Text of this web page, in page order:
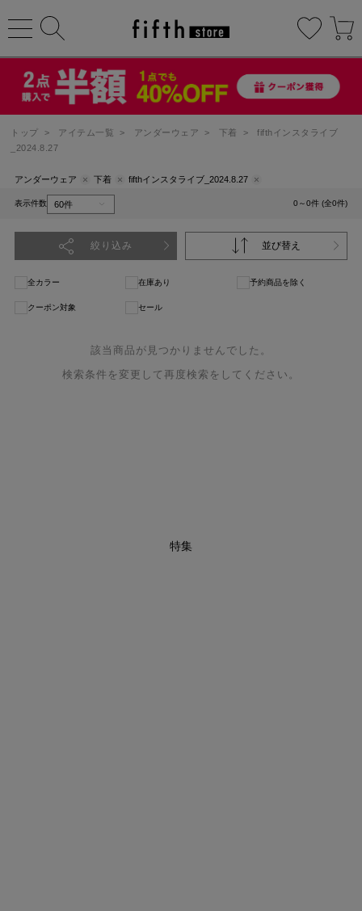
トップ > アイテム一覧 > アンダーウェア > 下着 >
fifthインスタライブ
_2024.8.27
アンダーウェア 下着 fifthインスタライブ_2024.8.27
表示件数 0～0件 (全0件)
絞り込み 並び替え
全カラー 在庫あり 予約商品を除く
クーポン対象 セール
該当商品が見つかりませんでした。
検索条件を変更して再度検索をしてください。
特集